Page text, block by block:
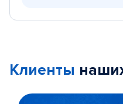
Клиенты